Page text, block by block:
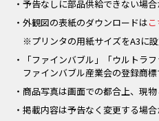
・予告なしに部品供給できない場合
・外観図の表紙のダウンロードは
※プリンタの用紙サイズをA3に設
・「ファインバブル」「ウルトラ
ファインバブル産業会の登録商標
・商品写真は画面での都合上、現
・掲載内容は予告なく変更する場